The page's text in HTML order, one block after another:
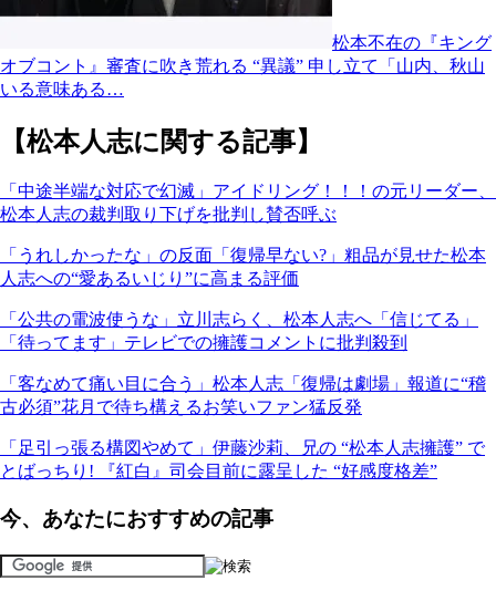
松本不在の『キング
オブコント』審査に吹き荒れる “異議” 申し立て「山内、秋山
いる意味ある…
【松本人志に関する記事】
「中途半端な対応で幻滅」アイドリング！！！の元リーダー、
松本人志の裁判取り下げを批判し賛否呼ぶ
「うれしかったな」の反面「復帰早ない?」粗品が見せた松本
人志への“愛あるいじり”に高まる評価
「公共の電波使うな」立川志らく、松本人志へ「信じてる」
「待ってます」テレビでの擁護コメントに批判殺到
「客なめて痛い目に合う」松本人志「復帰は劇場」報道に“稽
古必須”花月で待ち構えるお笑いファン猛反発
「足引っ張る構図やめて」伊藤沙莉、兄の “松本人志擁護” で
とばっちり! 『紅白』司会目前に露呈した “好感度格差”
今、あなたにおすすめの記事